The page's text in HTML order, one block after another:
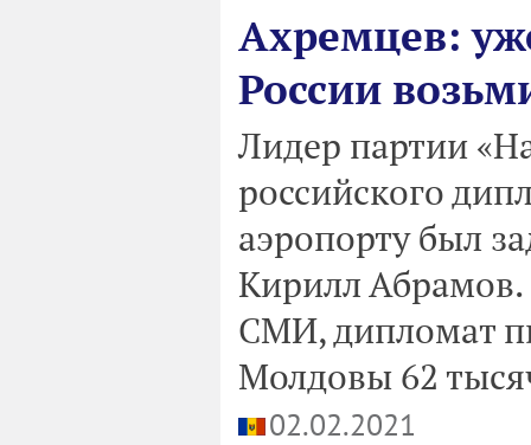
Ахремцев:
России
Лидер партии
российского
аэропорту был
Кирилл
СМИ, дипломат
Молдовы 62
02.02.2021